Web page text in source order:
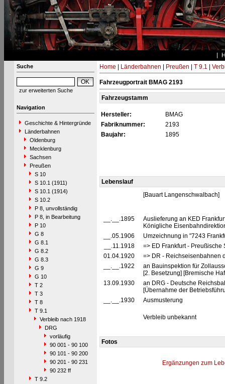
Suche
zur erweiterten Suche
Navigation
Geschichte & Hintergründe
Länderbahnen
Oldenburg
Mecklenburg
Sachsen
Preußen
S 10
S 10.1 (1911)
S 10.1 (1914)
S 10.2
P 8, unvollständig
P 8, in Bearbeitung
P 10
G 8
G 8.1
G 8.2
G 8.3
G 9
G 10
T 2
T 3
T 8
T 9.1
Verbleib nach 1918
DRG
vorläufig
90 001 - 90 100
90 101 - 90 200
90 201 - 90 231
90 232 ff
T 9.2
Home Länderbahnen Preußen T 9.1
Fahrzeugportrait BMAG 2193
Fahrzeugstamm
Hersteller:
BMAG
Fabriknummer:
2193
Baujahr:
1895
Lebenslauf
[Bauart Langenschwalbach]
__.__.1895
Auslieferung an KED
Königliche
__.05.1906
Umzeichnung in "7243
__.11.1918
=> ED Frankfurt -
01.04.1920
=> DR - Reichseisenbahnen
__.__.1922
an Bauinspektion für
[2. Besetzung] [Bremische
13.09.1930
an DRG - Deutsche
[Übernahme der
__.__.1930
Ausmusterung
Verbleib unbekannt
Fotos
Ergänzungen zum